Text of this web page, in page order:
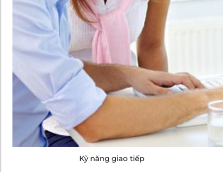
Kỹ năng giao tiếp